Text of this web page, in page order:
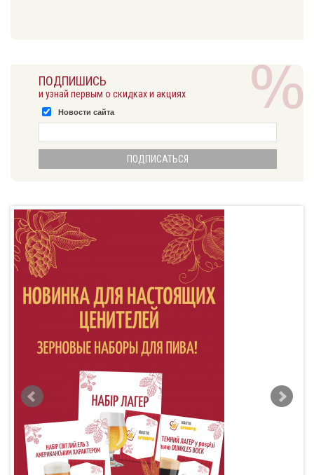
ПОДПИШИСЬ
и узнай первым о скидках и акциях
Новости сайта